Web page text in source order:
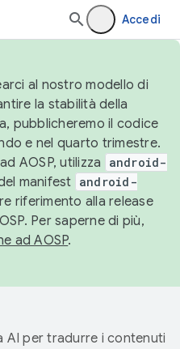
Accedi
al nostro modello di
la stabilità della
pubblicheremo il codice
e nel quarto trimestre.
AOSP, utilizza
android-
manifest android-
riferimento alla release
Per saperne di più,
ad AOSP.
AI per tradurre i contenuti